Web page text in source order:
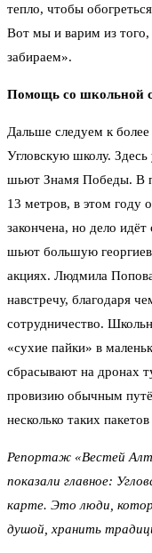
тепло, чтобы
Вот мы и варим из того,
забираем».
Помощь со школьной
Дальше следуем к
Угловскую школу.
шьют Знамя Победы. В
13 метров, в этом году
закончена, но дело
шьют большую
акциях. Людмила
навстречу, благодаря
сотрудничество.
«сухие пайки» в
сбрасывают на дронах
провизию обычным
несколько таких
Репортаж «Вестей
показали главное:
карте. Это люди,
душой, хранить